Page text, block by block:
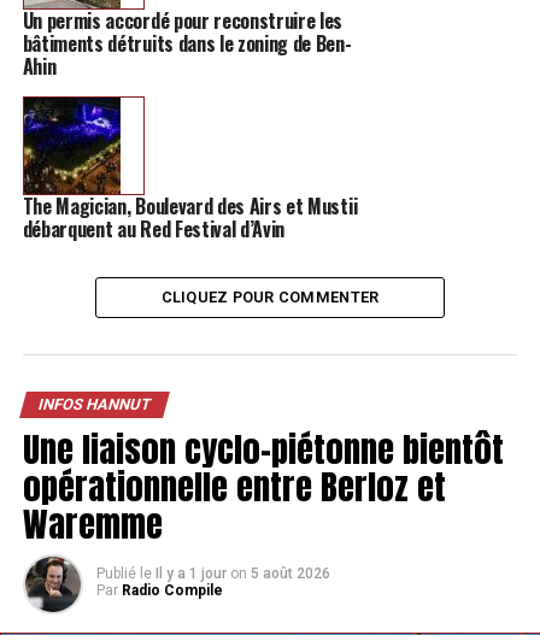
Le jeu s’effectue librement et à son propre rythme, puis
les participants reviennent à la patinoire une fois le
parcours terminé pour tenter d’ouvrir le coffre. Une
animation conçue pour découvrir le centre de Hannut
autrement, tout en plongeant dans l’ambiance des
fêtes.
locales à Hannut
NE MANQUEZ PAS
Une réunion pour renforcer la lutte contre le frelon
asiatique à Burdinne
Un permis accordé pour reconstruire les
bâtiments détruits dans le zoning de Ben-
Ahin
The Magician, Boulevard des Airs et Mustii
débarquent au Red Festival d’Avin
CLIQUEZ POUR COMMENTER
INFOS HANNUT
Une liaison cyclo-piétonne bientôt
opérationnelle entre Berloz et
Waremme
Publié le Il y a 1 jour on 5 août 2026
Par Radio Compile